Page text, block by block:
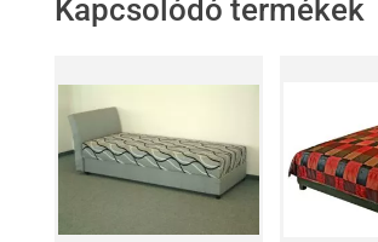
Kapcsolódó termékek